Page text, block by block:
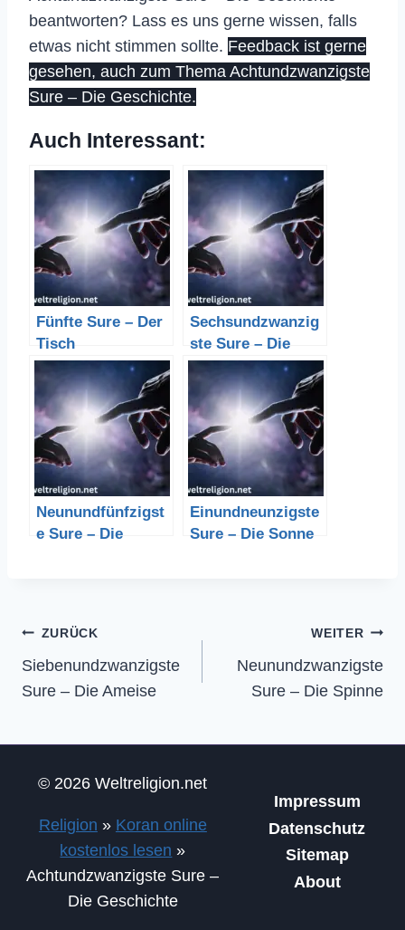
beantworten? Lass es uns gerne wissen, falls
etwas nicht stimmen sollte. Feedback ist gerne
gesehen, auch zum Thema Achtundzwanzigste
Sure – Die Geschichte.
Auch Interessant:
Fünfte Sure – Der
Tisch
Sechsundzwanzig
ste Sure – Die
Dichter
Neunundfünfzigst
e Sure – Die
Einundneunzigste
Sure – Die Sonne
Beitragsnavigation
ZURÜCK
Siebenundzwanzigste
Sure – Die Ameise
WEITER
Neunundzwanzigste
Sure – Die Spinne
© 2026 Weltreligion.net
Religion » Koran online
kostenlos lesen »
Achtundzwanzigste Sure –
Die Geschichte
Impressum
Datenschutz
Sitemap
About